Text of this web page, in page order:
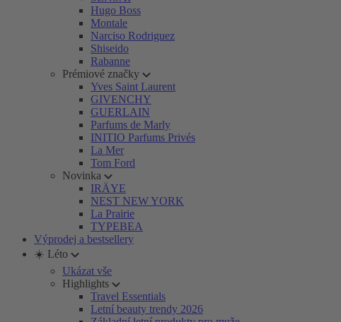
Hugo Boss
Montale
Narciso Rodriguez
Shiseido
Rabanne
Prémiové značky
Yves Saint Laurent
GIVENCHY
GUERLAIN
Parfums de Marly
INITIO Parfums Privés
La Mer
Tom Ford
Novinka
IRÄYE
NEST NEW YORK
La Prairie
TYPEBEA
Výprodej a bestsellery
☀️ Léto
Ukázat vše
Highlights
Travel Essentials
Letní beauty trendy 2026